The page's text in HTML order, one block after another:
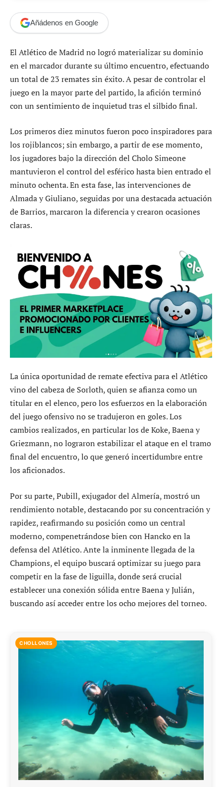
Añádenos en Google
El Atlético de Madrid no logró materializar su dominio
en el marcador durante su último encuentro, efectuando
un total de 23 remates sin éxito. A pesar de controlar el
juego en la mayor parte del partido, la afición terminó
con un sentimiento de inquietud tras el silbido final.
Los primeros diez minutos fueron poco inspiradores para
los rojiblancos; sin embargo, a partir de ese momento,
los jugadores bajo la dirección del Cholo Simeone
mantuvieron el control del esférico hasta bien entrado el
minuto ochenta. En esta fase, las intervenciones de
Almada y Giuliano, seguidas por una destacada actuación
de Barrios, marcaron la diferencia y crearon ocasiones
claras.
La única oportunidad de remate efectiva para el Atlético
vino del cabeza de Sorloth, quien se afianza como un
titular en el elenco, pero los esfuerzos en la elaboración
del juego ofensivo no se tradujeron en goles. Los
cambios realizados, en particular los de Koke, Baena y
Griezmann, no lograron estabilizar el ataque en el tramo
final del encuentro, lo que generó incertidumbre entre
los aficionados.
Por su parte, Pubill, exjugador del Almería, mostró un
rendimiento notable, destacando por su concentración y
rapidez, reafirmando su posición como un central
moderno, compenetrándose bien con Hancko en la
defensa del Atlético. Ante la inminente llegada de la
Champions, el equipo buscará optimizar su juego para
competir en la fase de liguilla, donde será crucial
establecer una conexión sólida entre Baena y Julián,
buscando así acceder entre los ocho mejores del torneo.
CHOLLONES